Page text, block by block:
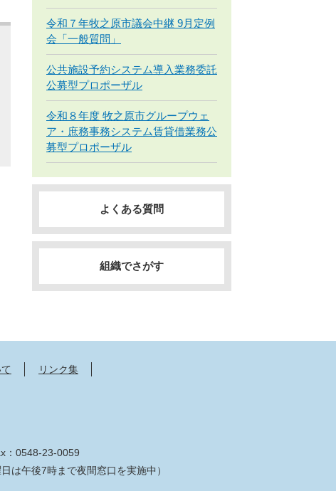
令和７年牧之原市議会中継 9月定例
会「一般質問」
公共施設予約システム導入業務委託
公募型プロポーザル
令和８年度 牧之原市グループウェ
ア・庶務事務システム賃貸借業務公
募型プロポーザル
よくある質問
組織でさがす
リンク集
：0548-23-0059
は午後7時まで夜間窓口を実施中）